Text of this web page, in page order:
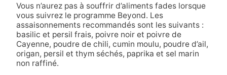
Vous n’aurez pas à souffrir d’aliments fades lorsque
vous suivrez le programme Beyond. Les
assaisonnements recommandés sont les suivants :
basilic et persil frais, poivre noir et poivre de
Cayenne, poudre de chili, cumin moulu, poudre d’ail,
origan, persil et thym séchés, paprika et sel marin
non raffiné.